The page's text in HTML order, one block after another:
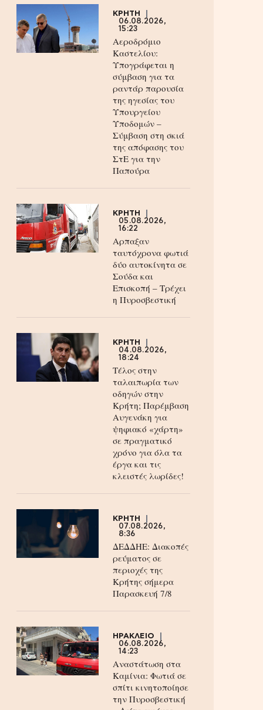
ΚΡΗΤΗ
06.08.2026,
15:23
Αεροδρόμιο
Καστελίου:
Υπογράφεται η
σύμβαση για τα
ραντάρ παρουσία
της ηγεσίας του
Υπουργείου
Υποδομών –
Σύμβαση στη σκιά
της απόφασης του
ΣτΕ για την
Παπούρα
ΚΡΗΤΗ
05.08.2026,
16:22
Αρπαξαν
ταυτόχρονα φωτιά
δύο αυτοκίνητα σε
Σούδα και
Επισκοπή – Τρέχει
η Πυροσβεστική
ΚΡΗΤΗ
04.08.2026,
18:24
Τέλος στην
ταλαιπωρία των
οδηγών στην
Κρήτη; Παρέμβαση
Αυγενάκη για
ψηφιακό «χάρτη»
σε πραγματικό
χρόνο για όλα τα
έργα και τις
κλειστές λωρίδες!
ΚΡΗΤΗ
07.08.2026,
8:36
ΔΕΔΔΗΕ: Διακοπές
ρεύματος σε
περιοχές της
Κρήτης σήμερα
Παρασκευή 7/8
ΗΡΑΚΛΕΙΟ
06.08.2026,
14:23
Αναστάτωση στα
Καμίνια: Φωτιά σε
σπίτι κινητοποίησε
την Πυροσβεστική